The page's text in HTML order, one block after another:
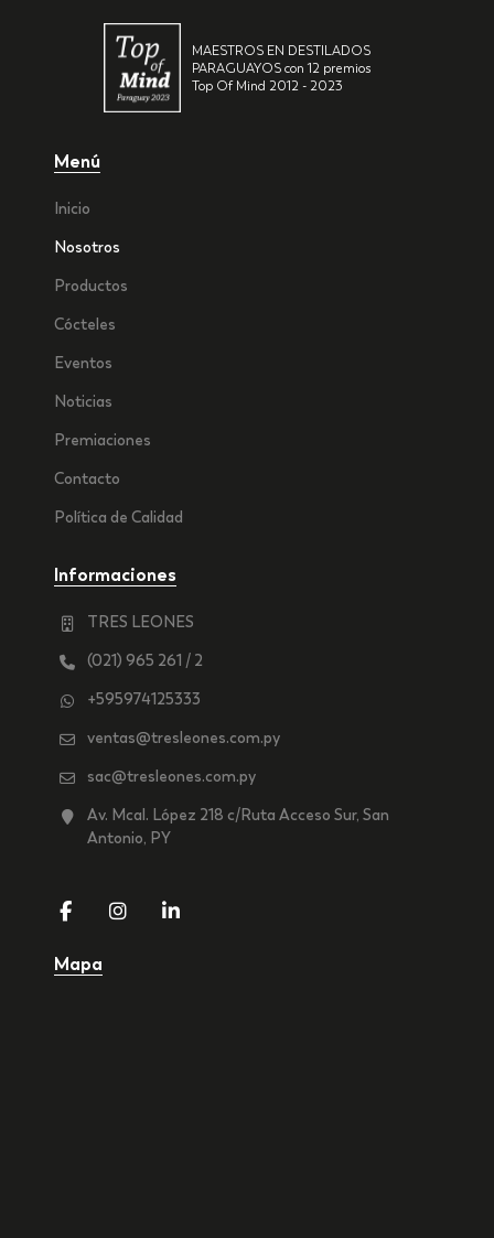
MAESTROS EN DESTILADOS
PARAGUAYOS con 12 premios
Top Of Mind 2012 - 2023
Menú
Inicio
Nosotros
Productos
Cócteles
Eventos
Noticias
Premiaciones
Contacto
Política de Calidad
Informaciones
TRES LEONES
(021) 965 261 / 2
+595974125333
ventas@tresleones.com.py
sac@tresleones.com.py
Av. Mcal. López 218 c/Ruta Acceso Sur, San
Antonio, PY
Mapa